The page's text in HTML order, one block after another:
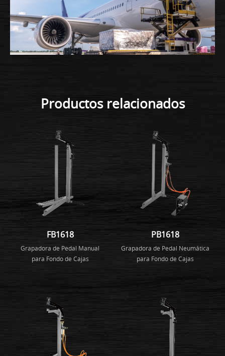
Productos relacionados
FB1618
Grapadora de Pedal Manual
para Fondo de Cajas
PB1618
Grapadora de Pedal Neumática
para Fondo de Cajas